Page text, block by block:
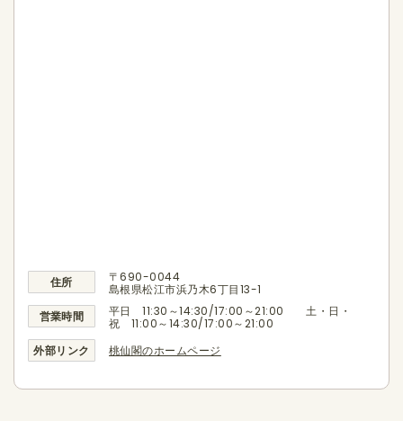
住所
〒690-0044
島根県松江市浜乃木6丁目13-1
営業時間
平日 11:30～14:30/17:00～21:00 土・日・
祝 11:00～14:30/17:00～21:00
外部リンク
桃仙閣のホームページ